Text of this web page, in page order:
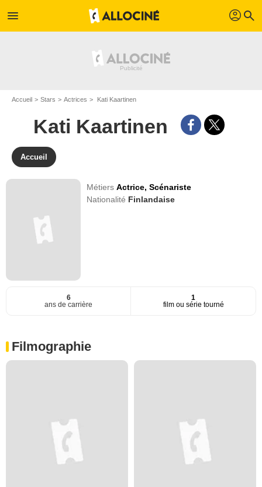
menu profil search
Accueil Stars Actrices Kati Kaartinen
Kati Kaartinen
Accueil
MétiersActrice,Scénariste
Nationalité Finlandaise
6
ans de carrière
1
film ou série tourné
Filmographie